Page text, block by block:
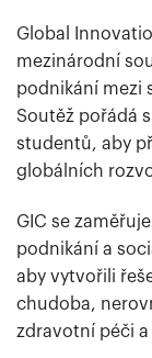
Global
mezinárodní
podnikání mezi
Soutěž pořádá
studentů, aby
globálních
GIC se
podnikání a
aby vytvořili
chudoba,
zdravotní péči a